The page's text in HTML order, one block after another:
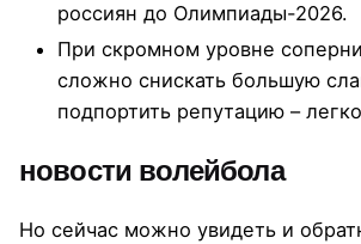
россиян до Олимпиады-2026.
При скромном уровне
сложно снискать большую
подпортить репутацию –
новости волейбола
Но сейчас можно увидеть и